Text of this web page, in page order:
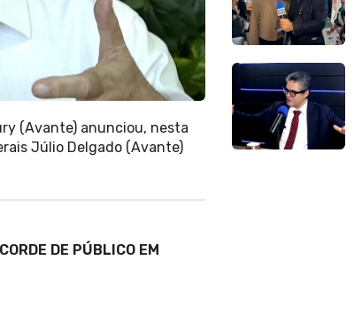
(Avante) anunciou, nesta
Júlio Delgado (Avante)
DE PÚBLICO EM